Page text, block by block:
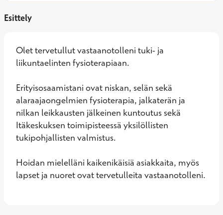
Esittely
Olet tervetullut vastaanotolleni tuki- ja
liikuntaelinten fysioterapiaan.
Erityisosaamistani ovat niskan, selän sekä
alaraajaongelmien fysioterapia, jalkaterän ja
nilkan leikkausten jälkeinen kuntoutus sekä
Itäkeskuksen toimipisteessä yksilöllisten
tukipohjallisten valmistus.
Hoidan mielelläni kaikenikäisiä asiakkaita, myös
lapset ja nuoret ovat tervetulleita vastaanotolleni.